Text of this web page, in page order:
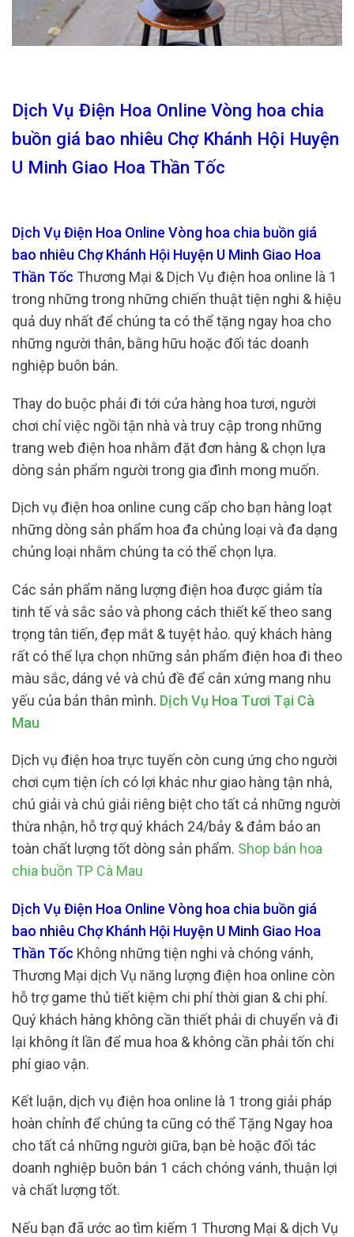
Dịch Vụ Điện Hoa Online Vòng hoa chia
buồn giá bao nhiêu Chợ Khánh Hội Huyện
U Minh Giao Hoa Thần Tốc
Dịch Vụ Điện Hoa Online Vòng hoa chia buồn giá
bao nhiêu Chợ Khánh Hội Huyện U Minh Giao Hoa
Thần Tốc Thương Mại & Dịch Vụ điện hoa online là 1
trong những trong những chiến thuật tiện nghi & hiệu
quả duy nhất để chúng ta có thể tặng ngay hoa cho
những người thân, bằng hữu hoặc đối tác doanh
nghiệp buôn bán.
Thay do buộc phải đi tới cửa hàng hoa tươi, người
chơi chỉ việc ngồi tận nhà và truy cập trong những
trang web điện hoa nhằm đặt đơn hàng & chọn lựa
dòng sản phẩm người trong gia đình mong muốn.
Dịch vụ điện hoa online cung cấp cho bạn hàng loạt
những dòng sản phẩm hoa đa chủng loại và đa dạng
chủng loại nhằm chúng ta có thể chọn lựa.
Các sản phẩm năng lượng điện hoa được giảm tỉa
tinh tế và sắc sảo và phong cách thiết kế theo sang
trọng tân tiến, đẹp mắt & tuyệt hảo. quý khách hàng
rất có thể lựa chọn những sản phẩm điện hoa đi theo
màu sắc, dáng vẻ và chủ đề để cân xứng mang nhu
yếu của bản thân mình. Dịch Vụ Hoa Tươi Tại Cà
Mau
Dịch vụ điện hoa trực tuyến còn cung ứng cho người
chơi cụm tiện ích có lợi khác như giao hàng tận nhà,
chú giải và chú giải riêng biệt cho tất cả những người
thừa nhận, hỗ trợ quý khách 24/bảy & đảm bảo an
toàn chất lượng tốt dòng sản phẩm. Shop bán hoa
chia buồn TP Cà Mau
Dịch Vụ Điện Hoa Online Vòng hoa chia buồn giá
bao nhiêu Chợ Khánh Hội Huyện U Minh Giao Hoa
Thần Tốc Không những tiện nghi và chóng vánh,
Thương Mại dịch Vụ năng lượng điện hoa online còn
hỗ trợ game thủ tiết kiệm chi phí thời gian & chi phí.
Quý khách hàng không cần thiết phải di chuyển và đi
lại không ít lần để mua hoa & không cần phải tốn chi
phí giao vận.
Kết luận, dịch vụ điện hoa online là 1 trong giải pháp
hoàn chỉnh để chúng ta cũng có thể Tặng Ngay hoa
cho tất cả những người giữa, bạn bè hoặc đối tác
doanh nghiệp buôn bán 1 cách chóng vánh, thuận lợi
và chất lượng tốt.
Nếu bạn đã ước ao tìm kiếm 1 Thương Mại & dịch Vụ